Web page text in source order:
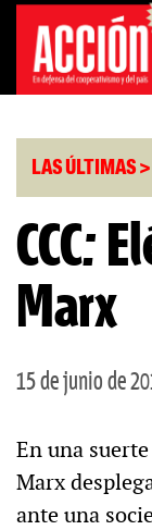
Saltar
contenido
LAS ÚLTIMAS >
en el
CCC:
Marx
15 de junio de
En una
Marx
ante una